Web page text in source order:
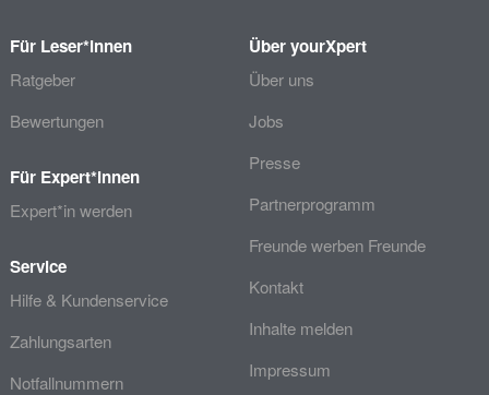
Für Leser*innen
Ratgeber
Bewertungen
Für Expert*innen
Expert*in werden
Service
Hilfe & Kundenservice
Zahlungsarten
Notfallnummern
Über yourXpert
Über uns
Jobs
Presse
Partnerprogramm
Freunde werben Freunde
Kontakt
Inhalte melden
Impressum